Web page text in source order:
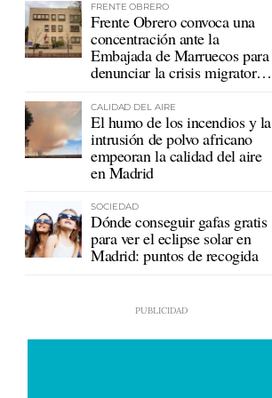
FRENTE OBRERO
Frente Obrero convoca una
concentración ante la
Embajada de Marruecos para
denunciar la crisis migratoria
CALIDAD DEL AIRE
El humo de los incendios y la
intrusión de polvo africano
empeoran la calidad del aire
en Madrid
SOCIEDAD
Dónde conseguir gafas gratis
para ver el eclipse solar en
Madrid: puntos de recogida